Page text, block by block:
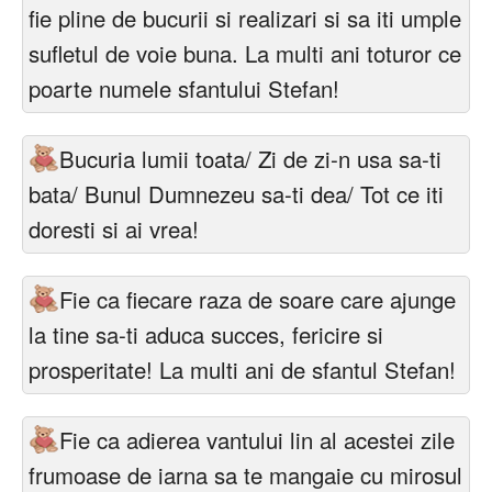
fie pline de bucurii si realizari si sa iti umple
sufletul de voie buna. La multi ani toturor ce
poarte numele sfantului Stefan!
Bucuria lumii toata/ Zi de zi-n usa sa-ti
bata/ Bunul Dumnezeu sa-ti dea/ Tot ce iti
doresti si ai vrea!
Fie ca fiecare raza de soare care ajunge
la tine sa-ti aduca succes, fericire si
prosperitate! La multi ani de sfantul Stefan!
Fie ca adierea vantului lin al acestei zile
frumoase de iarna sa te mangaie cu mirosul